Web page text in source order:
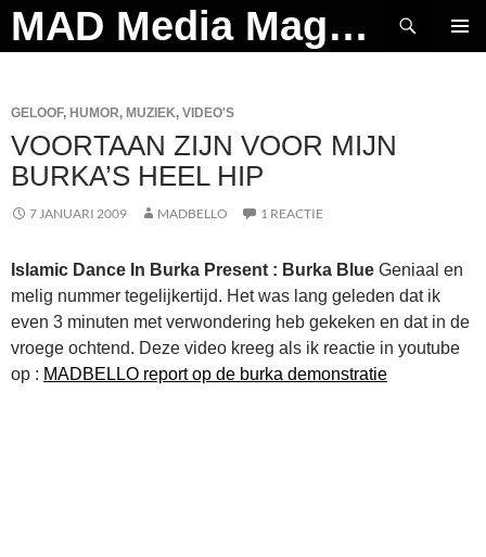
Ga
naar
MAD Media Magazine
Zoeken
GELOOF, HUMOR, MUZIEK, VIDEO'S
VOORTAAN ZIJN VOOR MIJN
BURKA’S HEEL HIP
7 JANUARI 2009 MADBELLO 1 REACTIE
Islamic Dance In Burka Present : Burka Blue Geniaal en
melig nummer tegelijkertijd. Het was lang geleden dat ik
even 3 minuten met verwondering heb gekeken en dat in de
vroege ochtend. Deze video kreeg als ik reactie in youtube
op : MADBELLO report op de burka demonstratie